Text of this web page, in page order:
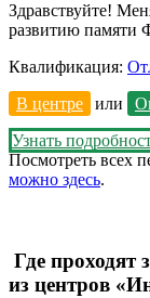
Здравствуйте!
развитию памяти
Квалификация:
В центре
или
Узнать
Посмотреть всех
можно здесь.
Где проходят
из центров